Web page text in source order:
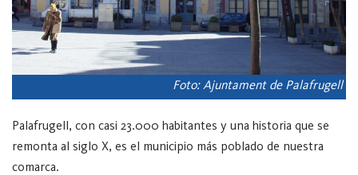
Foto: Ajuntament de Palafrugell
Palafrugell, con casi 23.000 habitantes y una historia que se
remonta al siglo X, es el municipio más poblado de nuestra
comarca.